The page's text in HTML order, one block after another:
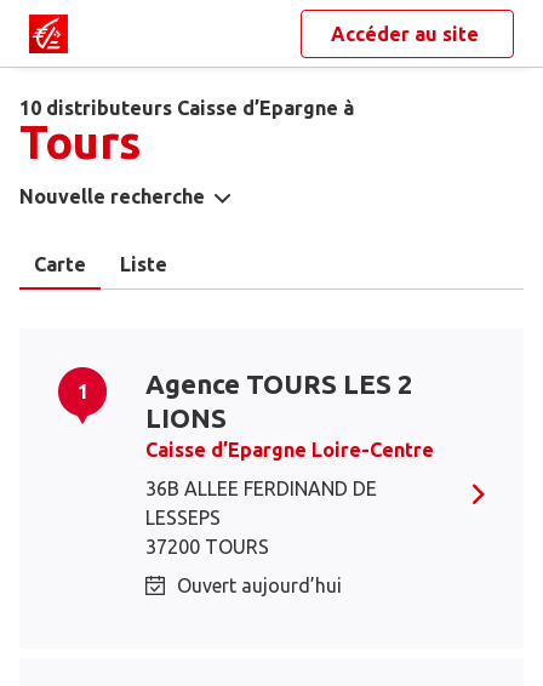
Accéder au site
10 distributeurs Caisse d’Epargne à
Tours
Nouvelle recherche
Carte Liste
1
Agence TOURS LES 2
LIONS
Caisse d’Epargne Loire-Centre
36B ALLEE FERDINAND DE
LESSEPS
37200 TOURS
Ouvert aujourd’hui